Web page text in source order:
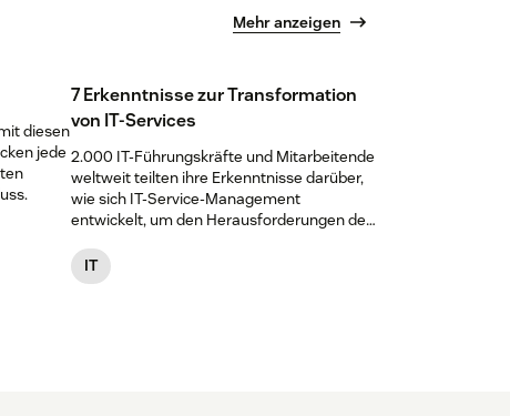
Mehr anzeigen
diesen
jede
7 Erkenntnisse zur Transformation
von IT-Services
2.000 IT-Führungskräfte und Mitarbeitende
weltweit teilten ihre Erkenntnisse darüber,
wie sich IT-Service-Management
entwickelt, um den Herausforderungen der
der Mitarbeitenden gerecht zu werden.
dieser Infografik finden Sie die sieben
IT